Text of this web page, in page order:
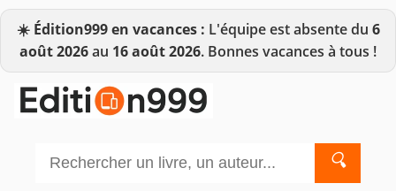
☀️ Édition999 en vacances : L'équipe est absente du 6
août 2026au 16 août 2026. Bonnes vacances à tous !
🔍